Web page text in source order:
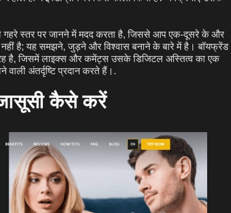
स्तर पर जानने में मदद करता है, जिससे आप एक-दूसरे के और
है; यह समझने, जुड़ने और विश्वास बनाने के बारे में है। बॉयफ्रेंड
है, जिसमें लाइक्स और कमेंट्स उसके डिजिटल अस्तित्व का एक
वाली अंतर्दृष्टि प्रदान करते हैं।.
कैसे करें